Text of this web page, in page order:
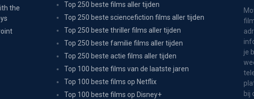
the
Top 250 beste films aller tijden
Top 250 beste sciencefiction films aller tijden
Top 250 beste thriller films aller tijden
Top 250 beste familie films aller tijden
Top 250 beste actie films aller tijden
Top 100 beste films van de laatste jaren
Top 100 beste films op Netflix
Top 100 beste films op Disney+
je
bij